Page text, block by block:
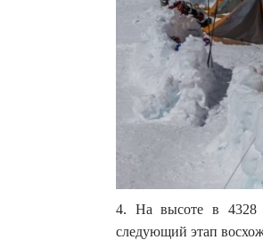
4. На высоте в 4328
следующий этап